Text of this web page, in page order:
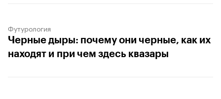
Футурология
Черные дыры: почему они черные, как их
находят и при чем здесь квазары